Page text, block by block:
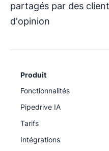
partagés par des
d'opinion
Produit
Fonctionnalités
Pipedrive IA
Tarifs
Intégrations